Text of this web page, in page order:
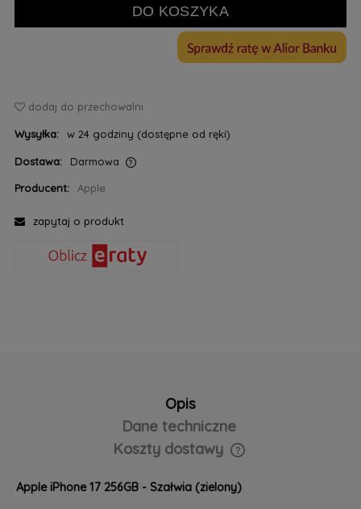
DO KOSZYKA
dodaj do przechowalni
Wysyłka: w 24 godziny (dostępne od ręki)
Dostawa:
Darmowa
Producent:
Apple
zapytaj o produkt
Opis
Dane techniczne
Koszty dostawy
Cena nie zawiera ewentualnych kosztów płatności
Apple iPhone 17 256GB - Szałwia (zielony)